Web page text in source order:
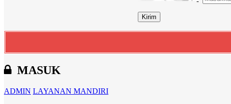
MASUK
ADMIN LAYANAN MANDIRI